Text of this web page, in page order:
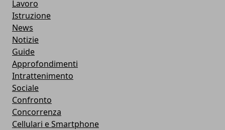
Lavoro
Istruzione
News
Notizie
Guide
Approfondimenti
Intrattenimento
Sociale
Confronto
Concorrenza
Cellulari e Smartphone